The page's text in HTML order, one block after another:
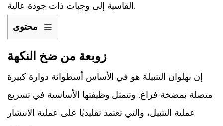
القاسية إلى وجبات ذات جودة عالية.
محتوى
1
زوبعة
ضخ
النكهة
1.1
زوبعة من ضخ النكهة
إن بهلوان التتبيلة هو في الأساس أسطوانة دوارة كبيرة
متصلة بمضخة فراغ. وتتمثل وظيفتها الأساسية في تسريع
عملية التتبيل، والتي تعتمد تقليديًا على عملية الانتشار